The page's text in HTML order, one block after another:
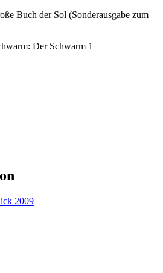
Buch der Sol (Sonderausgabe zum
Der Schwarm 1
2009